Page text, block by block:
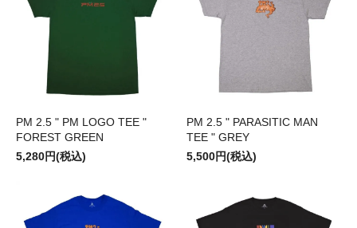
PM 2.5 " PM LOGO TEE "
FOREST GREEN
5,280円(税込)
PM 2.5 " PARASITIC MAN
TEE " GREY
5,500円(税込)